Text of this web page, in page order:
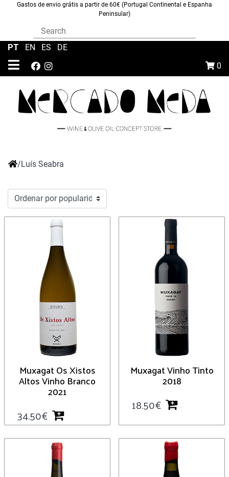
Gastos de envio grátis a partir de 60€ (Portugal Continental e Espanha
Peninsular)
0
PT EN ES DE
/Luís Seabra
Muxagat Os Xistos
Altos Vinho Branco
2021
34.50€
Muxagat Vinho Tinto
2018
18.50€